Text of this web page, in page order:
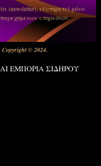
(newsletter), εξυπηρετεί μόνο
παρεχόμενων υπηρεσιών.
© 2024.
ΕΜΠΟΡΙΑ ΣΙΔΗΡΟΥ